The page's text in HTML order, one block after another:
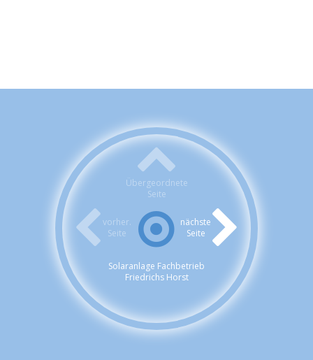
Übergeordnete
Seite
vorher.
Seite
nächste
Seite
Solaranlage Fachbetrieb
Friedrichs Horst